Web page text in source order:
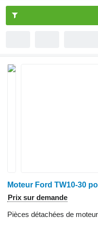
Moteur Ford TW10-30
Prix sur demande
Pièces détachées de